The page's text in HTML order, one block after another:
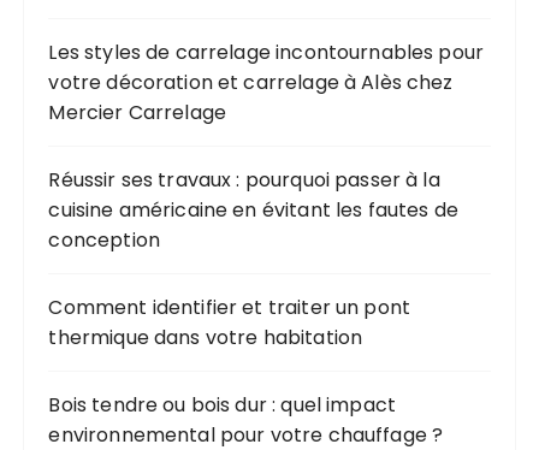
Les styles de carrelage incontournables pour
votre décoration et carrelage à Alès chez
Mercier Carrelage
Réussir ses travaux : pourquoi passer à la
cuisine américaine en évitant les fautes de
conception
Comment identifier et traiter un pont
thermique dans votre habitation
Bois tendre ou bois dur : quel impact
environnemental pour votre chauffage ?